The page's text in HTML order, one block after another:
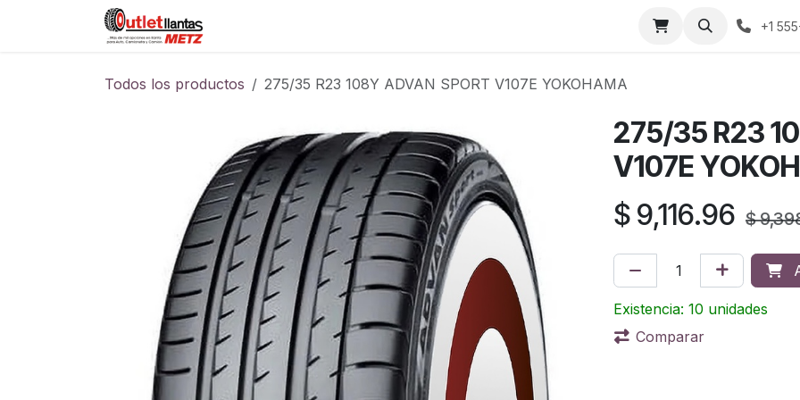
Condiciones de compra +1
Todos los productos 275/35 R23 108Y ADVAN SPORT V107E YOKOHAMA
275/35 R23
V107E
$ 9,116.96 $
Existencia: 10 unidades
Comparar